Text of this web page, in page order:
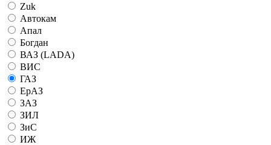
Zuk
Автокам
Апал
Богдан
ВАЗ (LADA)
ВИС
ГАЗ
ЕрАЗ
ЗАЗ
ЗИЛ
ЗиС
ИЖ